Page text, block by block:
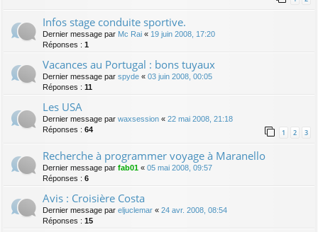
Infos stage conduite sportive.
Dernier message par Mc Rai « 19 juin 2008, 17:20
Réponses : 1
Vacances au Portugal : bons tuyaux
Dernier message par spyde « 03 juin 2008, 00:05
Réponses : 11
Les USA
Dernier message par waxsession « 22 mai 2008, 21:18
Réponses : 64 1 2 3
Recherche à programmer voyage à Maranello
Dernier message par fab01 « 05 mai 2008, 09:57
Réponses : 6
Avis : Croisière Costa
Dernier message par eljuclemar « 24 avr. 2008, 08:54
Réponses : 15